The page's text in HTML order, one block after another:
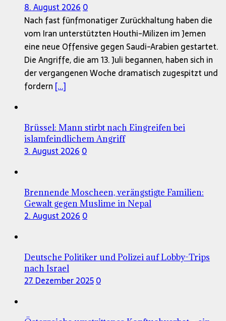
8. August 20260
Nach fast fünfmonatiger Zurückhaltung haben die
vom Iran unterstützten Houthi-Milizen im Jemen
eine neue Offensive gegen Saudi-Arabien gestartet.
Die Angriffe, die am 13. Juli begannen, haben sich in
der vergangenen Woche dramatisch zugespitzt und
fordern [...]
Brüssel: Mann stirbt nach Eingreifen bei
islamfeindlichem Angriff
3. August 20260
Brennende Moscheen, verängstigte Familien:
Gewalt gegen Muslime in Nepal
2. August 20260
Deutsche Politiker und Polizei auf Lobby-Trips
nach Israel
27. Dezember 20250